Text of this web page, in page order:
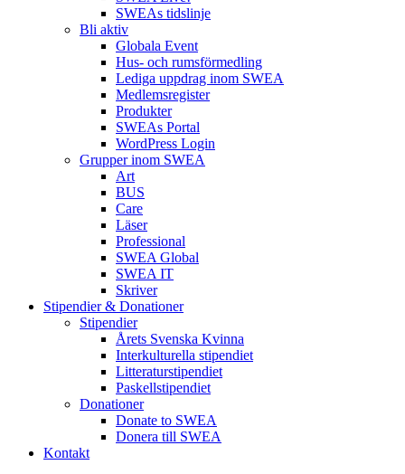
SWEAs tidslinje
Bli aktiv
Globala Event
Hus- och rumsförmedling
Lediga uppdrag inom SWEA
Medlemsregister
Produkter
SWEAs Portal
WordPress Login
Grupper inom SWEA
Art
BUS
Care
Läser
Professional
SWEA Global
SWEA IT
Skriver
Stipendier & Donationer
Stipendier
Årets Svenska Kvinna
Interkulturella stipendiet
Litteraturstipendiet
Paskellstipendiet
Donationer
Donate to SWEA
Donera till SWEA
Kontakt